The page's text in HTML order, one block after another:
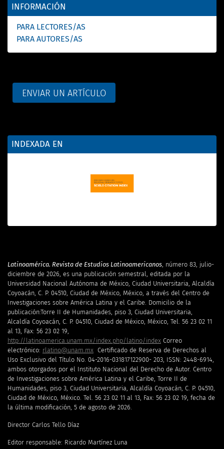
INFORMACIÓN
PARA LECTORES/AS
PARA AUTORES/AS
ENVIAR UN ARTÍCULO
INDEXADA EN
Latinoamérica. Revista de Estudios Latinoamericanos , número 83, julio-
diciembre de 2026, es una publicación semestral, editada por la
Universidad Nacional Autónoma de México, Ciudad Universitaria, Alcaldía
Coyoacán, C. P. 04510, Ciudad de México, México, a través del Centro de
Investigaciones sobre América Latina y el Caribe. Domicilio de la
publicación:Torre II de Humanidades, piso 3, Ciudad Universitaria,
Alcaldía Coyoacán, C. P. 04510, Ciudad de México, México, Tel. 56 23 02 11
al 13, Fax: 56 23 02 19,
http://latinoamerica.unam.mx/index.php/latino/index Correo
electrónico: rlatino@unam.mx Certificado de Reserva de Derechos al
Uso Exclusivo del Título No. 04-2016-031817122900- 203, ISSN: 2448-6914,
ambos otorgados por el Instituto Nacional del Derecho de Autor. Centro
de Investigaciones sobre América Latina y el Caribe, Torre II de
Humanidades, piso 3, Ciudad Universitaria, Alcaldía Coyoacán, C. P. 04510,
Ciudad de México, México. Tel. 56 23 02 11 al 13, Fax: 56 23 02 19, fecha de
la última modificación, 5 de agosto de 2026.
Director Carlos Tello Díaz
Editor responsable: Ricardo Martínez Luna